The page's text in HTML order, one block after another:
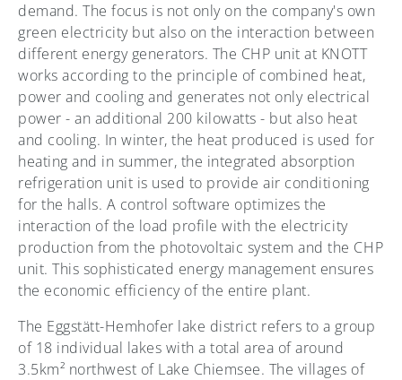
demand. The focus is not only on the company's own
green electricity but also on the interaction between
different energy generators. The CHP unit at KNOTT
works according to the principle of combined heat,
power and cooling and generates not only electrical
power - an additional 200 kilowatts - but also heat
and cooling. In winter, the heat produced is used for
heating and in summer, the integrated absorption
refrigeration unit is used to provide air conditioning
for the halls. A control software optimizes the
interaction of the load profile with the electricity
production from the photovoltaic system and the CHP
unit. This sophisticated energy management ensures
the economic efficiency of the entire plant.
The Eggstätt-Hemhofer lake district refers to a group
of 18 individual lakes with a total area of around
3.5km² northwest of Lake Chiemsee. The villages of